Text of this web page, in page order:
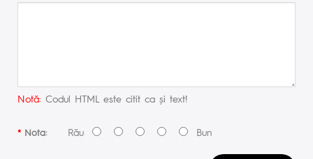
Notă: Codul HTML este citit ca şi text!
Nota:Rău Bun